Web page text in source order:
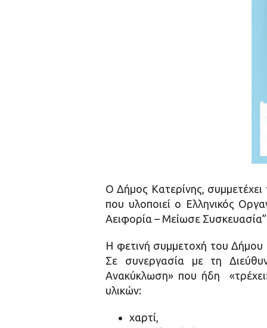
Ο Δήμος Κατερίνης,
που υλοποιεί ο Ελληνικός
Αειφορία – Μείωσε
Η φετινή συμμετοχή του Δήμου
Σε συνεργασία με τη
Ανακύκλωση» που ήδη
υλικών:
χαρτί,